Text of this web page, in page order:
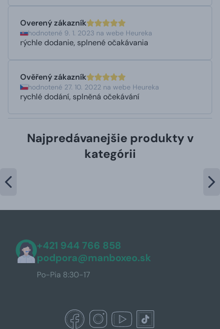
Overený zákazník
hodnotené 9. 1. 2023 na webe Heureka
rýchle dodanie, splnené očakávania
Ověřený zákazník
hodnotené 27. 10. 2022 na webe Heureka
rychlé dodání, splněná očekávání
Najpredávanejšie produkty v
kategórii
+421 944 766 858
podpora@manboxeo.sk
Po-Pia 8:30-17